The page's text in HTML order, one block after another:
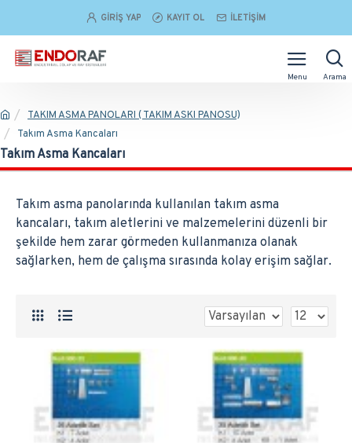
GIRIŞ YAP KAYIT OL İLETIŞIM
TAKIM ASMA PANOLARI ( TAKIM ASKI PANOSU)
Takım Asma Kancaları
Takım Asma Kancaları
Takım asma panolarında kullanılan takım asma
kancaları, takım aletlerini ve malzemelerini düzenli bir
şekilde hem zarar görmeden kullanmanıza olanak
sağlarken, hem de çalışma sırasında kolay erişim sağlar.